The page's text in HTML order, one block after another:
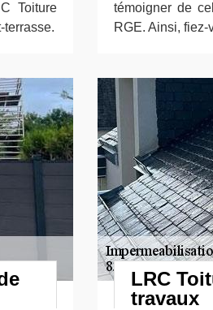
Toiture
terrasse.
témoigner de
RGE. Ainsi,
LRC
travaux